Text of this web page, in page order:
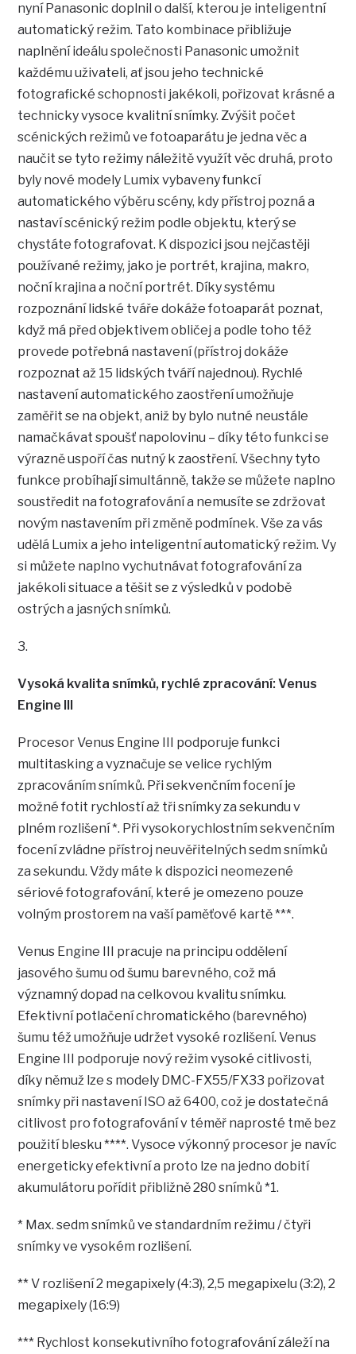
nyní Panasonic doplnil o další, kterou je inteligentní
automatický režim. Tato kombinace přibližuje
naplnění ideálu společnosti Panasonic umožnit
každému uživateli, ať jsou jeho technické
fotografické schopnosti jakékoli, pořizovat krásné a
technicky vysoce kvalitní snímky. Zvýšit počet
scénických režimů ve fotoaparátu je jedna věc a
naučit se tyto režimy náležitě využít věc druhá, proto
byly nové modely Lumix vybaveny funkcí
automatického výběru scény, kdy přístroj pozná a
nastaví scénický režim podle objektu, který se
chystáte fotografovat. K dispozici jsou nejčastěji
používané režimy, jako je portrét, krajina, makro,
noční krajina a noční portrét. Díky systému
rozpoznání lidské tváře dokáže fotoaparát poznat,
když má před objektivem obličej a podle toho též
provede potřebná nastavení (přístroj dokáže
rozpoznat až 15 lidských tváří najednou). Rychlé
nastavení automatického zaostření umožňuje
zaměřit se na objekt, aniž by bylo nutné neustále
namačkávat spoušť napolovinu – díky této funkci se
výrazně uspoří čas nutný k zaostření. Všechny tyto
funkce probíhají simultánně, takže se můžete naplno
soustředit na fotografování a nemusíte se zdržovat
novým nastavením při změně podmínek. Vše za vás
udělá Lumix a jeho inteligentní automatický režim. Vy
si můžete naplno vychutnávat fotografování za
jakékoli situace a těšit se z výsledků v podobě
ostrých a jasných snímků.
3.
Vysoká kvalita snímků, rychlé zpracování: Venus
Engine III
Procesor Venus Engine III podporuje funkci
multitasking a vyznačuje se velice rychlým
zpracováním snímků. Při sekvenčním focení je
možné fotit rychlostí až tři snímky za sekundu v
plném rozlišení *. Při vysokorychlostním sekvenčním
focení zvládne přístroj neuvěřitelných sedm snímků
za sekundu. Vždy máte k dispozici neomezené
sériové fotografování, které je omezeno pouze
volným prostorem na vaší paměťové kartě ***.
Venus Engine III pracuje na principu oddělení
jasového šumu od šumu barevného, což má
významný dopad na celkovou kvalitu snímku.
Efektivní potlačení chromatického (barevného)
šumu též umožňuje udržet vysoké rozlišení. Venus
Engine III podporuje nový režim vysoké citlivosti,
díky němuž lze s modely DMC-FX55/FX33 pořizovat
snímky při nastavení ISO až 6400, což je dostatečná
citlivost pro fotografování v téměř naprosté tmě bez
použití blesku ****. Vysoce výkonný procesor je navíc
energeticky efektivní a proto lze na jedno dobití
akumulátoru pořídit přibližně 280 snímků *1.
* Max. sedm snímků ve standardním režimu / čtyři
snímky ve vysokém rozlišení.
** V rozlišení 2 megapixely (4:3), 2,5 megapixelu (3:2), 2
megapixely (16:9)
*** Rychlost konsekutivního fotografování záleží na